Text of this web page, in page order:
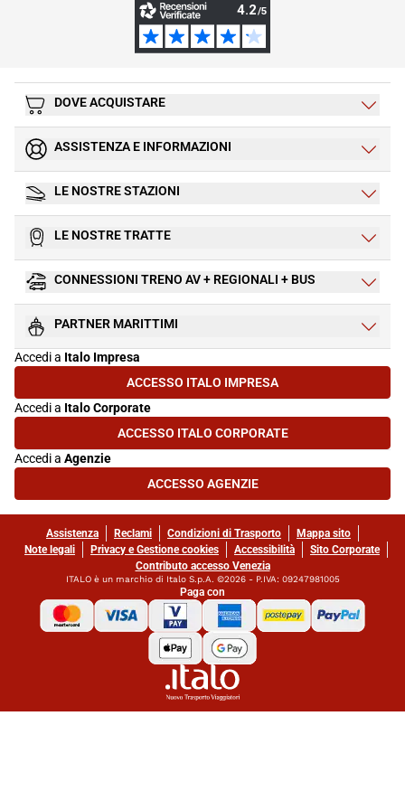
DOVE ACQUISTARE
ASSISTENZA E INFORMAZIONI
LE NOSTRE STAZIONI
LE NOSTRE TRATTE
CONNESSIONI TRENO AV + REGIONALI + BUS
PARTNER MARITTIMI
Accedi a Italo Impresa
ACCESSO ITALO IMPRESA(SI APRE IN UNA NUOVA SCHEDA)
Accedi a Italo Corporate
ACCESSO ITALO CORPORATE(SI APRE IN UNA NUOVA SCHEDA)
Accedi a Agenzie
ACCESSO AGENZIE(SI APRE IN UNA NUOVA SCHEDA)
Assistenza Reclami Condizioni di Trasporto
Mappa sito
Note legali
Privacy e Gestione cookies Accessibilità
Sito Corporate
Contributo accesso Venezia
ITALO è un marchio di Italo S.p.A. ©2026 - P.IVA: 09247981005
Paga con